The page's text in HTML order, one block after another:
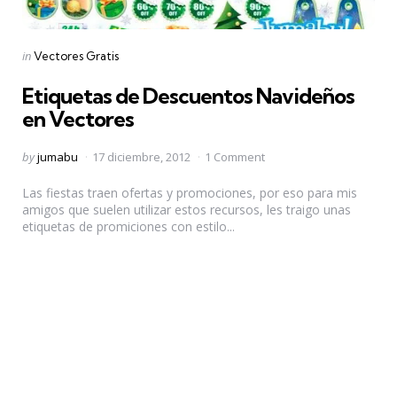
Categories
Posted
inVectores Gratis
Etiquetas de Descuentos Navideños
en Vectores
Posted
byjumabu 17 diciembre, 2012 1 Comment
Las fiestas traen ofertas y promociones, por eso para mis
amigos que suelen utilizar estos recursos, les traigo unas
etiquetas de promiciones con estilo...